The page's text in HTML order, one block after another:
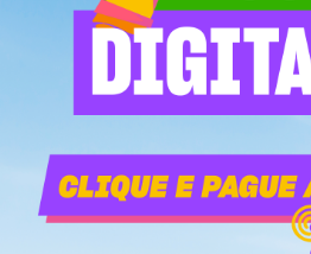
Informe-se Serviços